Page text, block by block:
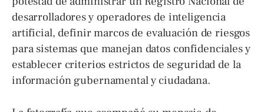
desarrolladores y operadores de inteligencia
artificial, definir marcos de evaluación de riesgos
para sistemas que manejan datos confidenciales y
establecer criterios estrictos de seguridad de la
información gubernamental y ciudadana.